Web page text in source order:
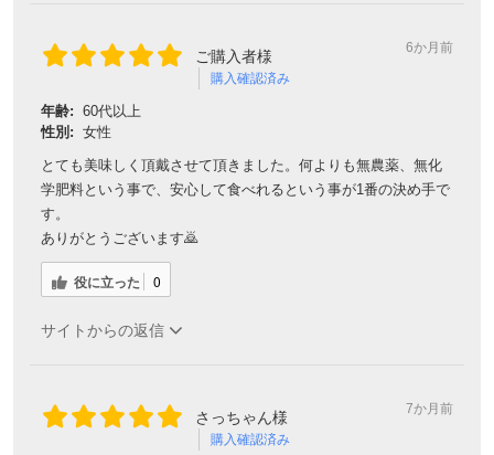
ご購入者様
購入確認済み
6か月前
年齢: 60代以上
性別: 女性
とても美味しく頂戴させて頂きました。何よりも無農薬、無化
学肥料という事で、安心して食べれるという事が1番の決め手で
す。
ありがとうございます🙇
役に立った 0
サイトからの返信
さっちゃん様
購入確認済み
7か月前